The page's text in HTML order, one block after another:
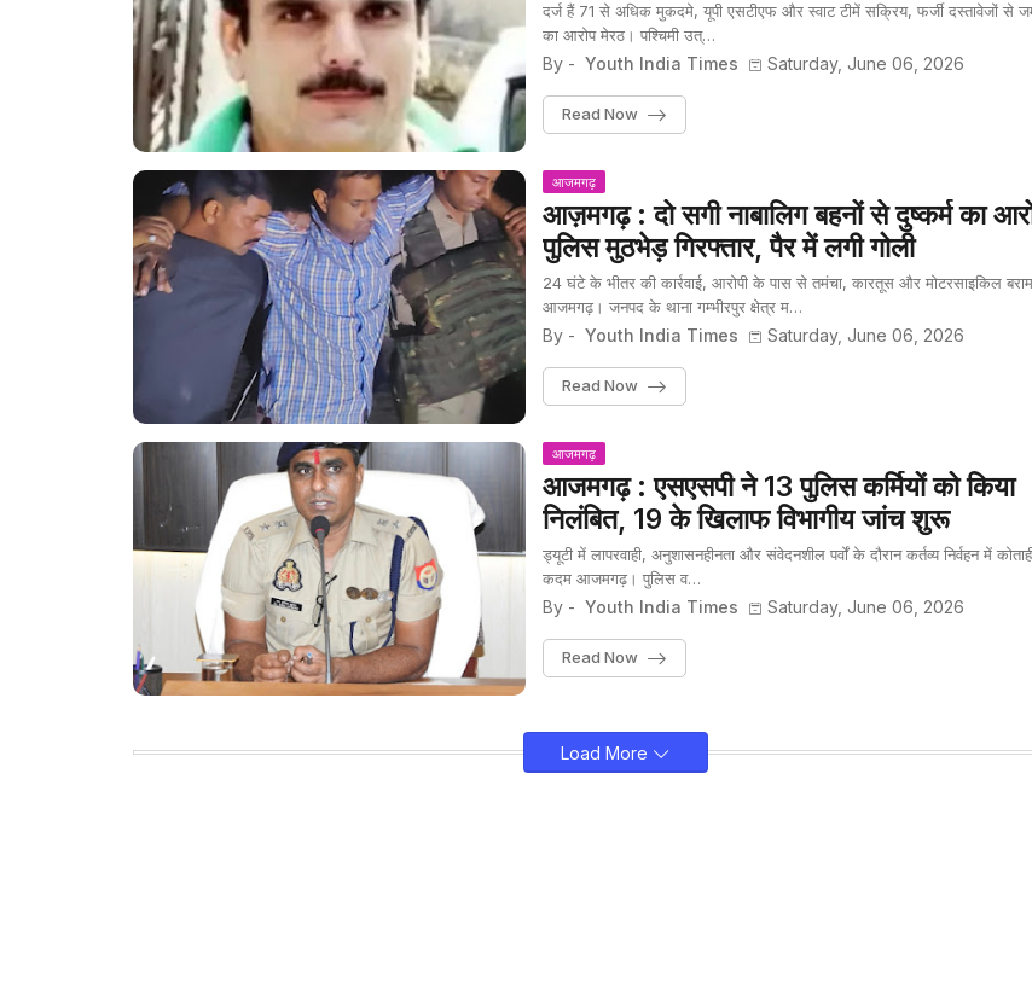
दर्ज हैं 71 से अधिक मुकदमे, यूपी एसटीएफ और स्वाट टीमें सक्रिय, फर्जी दस्तावेजों से
का आरोप मेरठ। पश्चिमी उत्…
By - Youth India Times Saturday, June 06, 2026
Read Now
आजमगढ़
आज़मगढ़ : दो सगी नाबालिग बहनों से दुष्कर्म का
पुलिस मुठभेड़ गिरफ्तार, पैर में लगी गोली
24 घंटे के भीतर की कार्रवाई, आरोपी के पास से तमंचा, कारतूस और मोटरसाइकिल
आजमगढ़। जनपद के थाना गम्भीरपुर क्षेत्र म…
By - Youth India Times Saturday, June 06, 2026
Read Now
आजमगढ़
आजमगढ़ : एसएसपी ने 13 पुलिस कर्मियों को किया
निलंबित, 19 के खिलाफ विभागीय जांच शुरू
ड्यूटी में लापरवाही, अनुशासनहीनता और संवेदनशील पर्वों के दौरान कर्तव्य निर्वहन में
कदम आजमगढ़। पुलिस व…
By - Youth India Times Saturday, June 06, 2026
Read Now
Load More